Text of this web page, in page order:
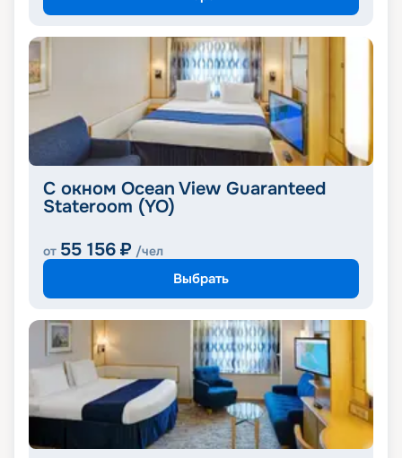
С окном Ocean View Guaranteed
Stateroom (YO)
от 55 156 ₽ /чел
Выбрать